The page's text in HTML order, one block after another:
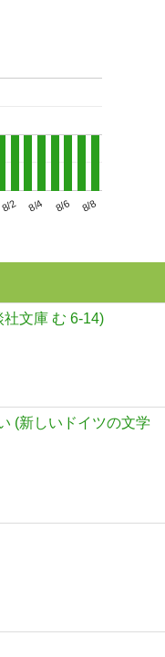
8/2 8/4 8/6 8/8
社文庫 む 6-14)
(新しいドイツの文学